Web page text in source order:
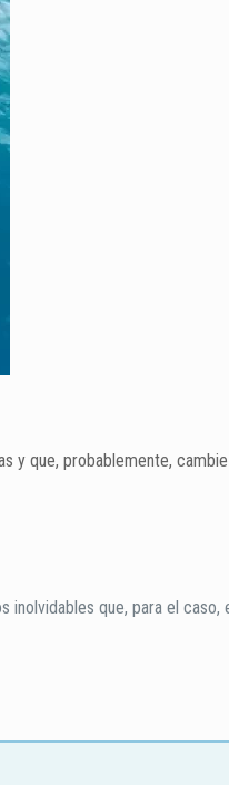
y que, probablemente,
inolvidables que, para el caso,